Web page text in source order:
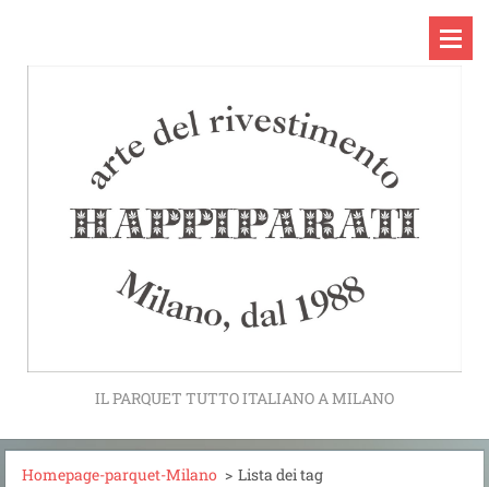
IL PARQUET TUTTO ITALIANO A MILANO
Homepage-parquet-Milano > Lista dei tag